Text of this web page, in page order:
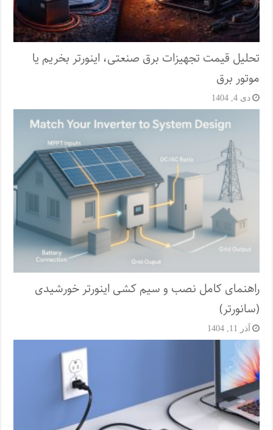
تحلیل قیمت تجهیزات برق صنعتی، اینورتر بخریم یا
موتور برق
دی 4, 1404
راهنمای کامل نصب و سیم کشی اینورتر خورشیدی
(سانورتر)
آذر 11, 1404